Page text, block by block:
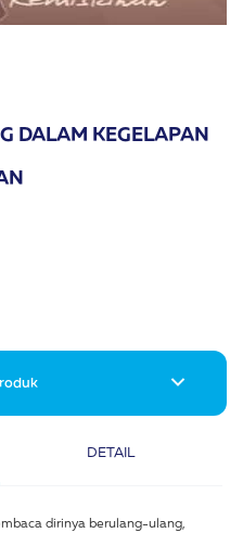
DALAM KEGELAPAN
DETAIL
dirinya berulang-ulang,